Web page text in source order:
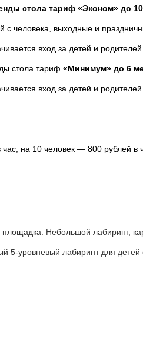
стола тариф «Эконом» до
человека, выходные и
вход за детей и родителей
стола тариф «Минимум» до 6
вход за детей и родителей
на 10 человек — 800 рублей в
Небольшой лабиринт,
уровневый лабиринт для